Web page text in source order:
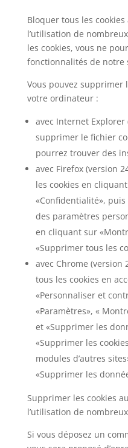
Bloquer tous les
l’utilisation de
les cookies, vous ne
fonctionnalités de notre
Vous pouvez supprimer
votre ordinateur :
avec Internet Explorer
supprimer le fichier
pourrez trouver des
avec Firefox (version
les cookies en
«Confidentialité»,
des paramètres
en cliquant sur
«Supprimer tous les
avec Chrome (version
tous les cookies en
«Personnaliser et
«Paramètres», «
et «Supprimer les
«Supprimer les
modules d’autres
«Supprimer les
Supprimer les cookies
l’utilisation de
Si vous déposez un